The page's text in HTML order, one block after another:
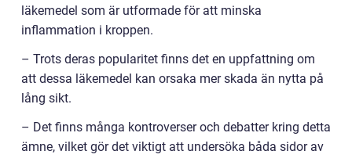
läkemedel som är utformade för att minska
inflammation i kroppen.
– Trots deras popularitet finns det en uppfattning om
att dessa läkemedel kan orsaka mer skada än nytta på
lång sikt.
– Det finns många kontroverser och debatter kring detta
ämne, vilket gör det viktigt att undersöka båda sidor av